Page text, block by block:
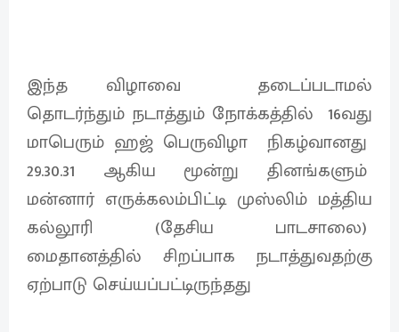
இந்த விழாவை தடைப்படாமல்
தொடர்ந்தும் நடாத்தும் நோக்கத்தில் 16வது
மாபெரும் ஹஜ் பெருவிழா நிகழ்வானது
29.30.31 ஆகிய மூன்று தினங்களும்
மன்னார் எருக்கலம்பிட்டி முஸ்லிம் மத்திய
கல்லூரி (தேசிய பாடசாலை)
மைதானத்தில் சிறப்பாக நடாத்துவதற்கு
ஏற்பாடு செய்யப்பட்டிருந்தது